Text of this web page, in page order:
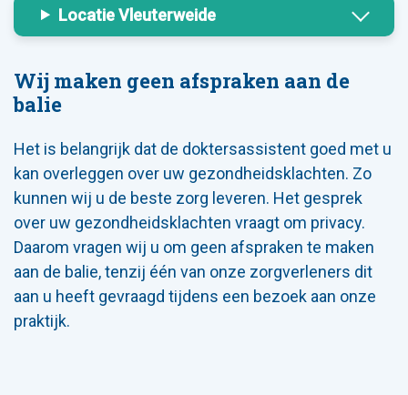
Locatie Vleuterweide
Wij maken geen afspraken aan de
balie
Het is belangrijk dat de doktersassistent goed met u
kan overleggen over uw gezondheidsklachten. Zo
kunnen wij u de beste zorg leveren. Het gesprek
over uw gezondheidsklachten vraagt om privacy.
Daarom vragen wij u om geen afspraken te maken
aan de balie, tenzij één van onze zorgverleners dit
aan u heeft gevraagd tijdens een bezoek aan onze
praktijk.